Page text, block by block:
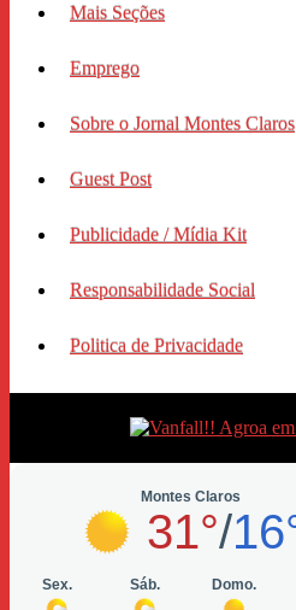
Mais Seções
Emprego
Sobre o Jornal Montes Claros
Guest Post
Publicidade / Mídia Kit
Responsabilidade Social
Politica de Privacidade